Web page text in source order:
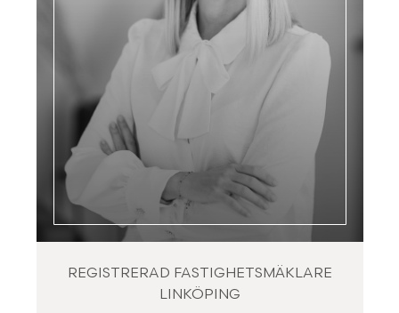
REGISTRERAD FASTIGHETSMÄKLARE
LINKÖPING